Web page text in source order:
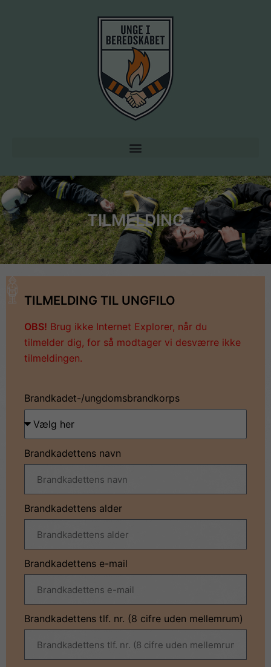
TILMELDING
TILMELDING TIL UNGFILO
OBS! Brug ikke Internet Explorer, når du
tilmelder dig, for så modtager vi desværre ikke
tilmeldingen.
Brandkadet-/ungdomsbrandkorps
Brandkadettens navn
Brandkadettens alder
Brandkadettens e-mail
Brandkadettens tlf. nr. (8 cifre uden mellemrum)